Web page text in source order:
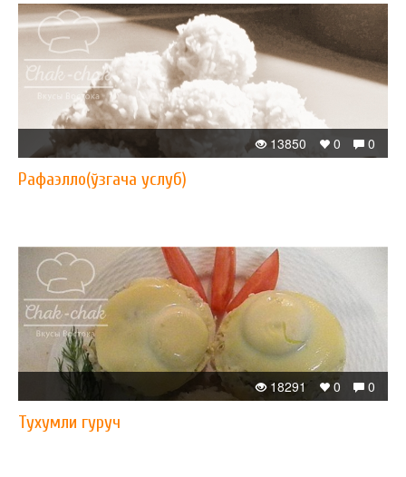
0
0
13850
Рафаэлло(ўзгача услуб)
0
0
18291
Тухумли гуруч